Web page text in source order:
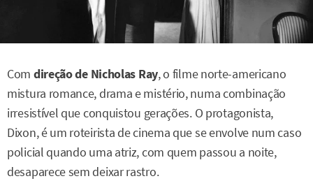
Com direção de Nicholas Ray, o filme norte-americano
mistura romance, drama e mistério, numa combinação
irresistível que conquistou gerações. O protagonista,
Dixon, é um roteirista de cinema que se envolve num caso
policial quando uma atriz, com quem passou a noite,
desaparece sem deixar rastro.